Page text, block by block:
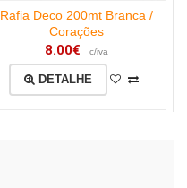
Rafia Deco 200mt Branca /
Corações
8.00€ c/iva
DETALHE